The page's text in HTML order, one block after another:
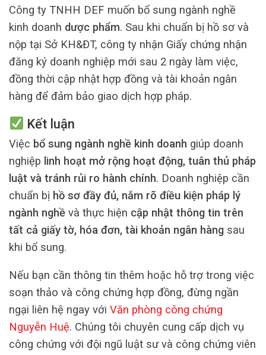
Công ty TNHH DEF muốn bổ sung ngành nghề
kinh doanh dược phẩm. Sau khi chuẩn bị hồ sơ và
nộp tại Sở KH&ĐT, công ty nhận Giấy chứng nhận
đăng ký doanh nghiệp mới sau 2 ngày làm việc,
đồng thời cập nhật hợp đồng và tài khoản ngân
hàng để đảm bảo giao dịch hợp pháp.
Kết luận
Việc bổ sung ngành nghề kinh doanh giúp doanh
nghiệp linh hoạt mở rộng hoạt động, tuân thủ pháp
luật và tránh rủi ro hành chính. Doanh nghiệp cần
chuẩn bị hồ sơ đầy đủ, nắm rõ điều kiện pháp lý
ngành nghề và thực hiện cập nhật thông tin trên
tất cả giấy tờ, hóa đơn, tài khoản ngân hàng sau
khi bổ sung.
Nếu bạn cần thông tin thêm hoặc hỗ trợ trong việc
soạn thảo và công chứng hợp đồng, đừng ngần
ngại liên hệ ngay với Văn phòng công chứng
Nguyễn Huệ. Chúng tôi chuyên cung cấp dịch vụ
công chứng với đội ngũ luật sư và công chứng viên